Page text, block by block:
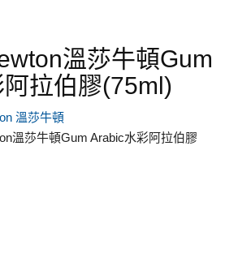
溫莎牛頓Gum
拉伯膠(75ml)
溫莎牛頓
溫莎牛頓Gum Arabic水彩阿拉伯膠